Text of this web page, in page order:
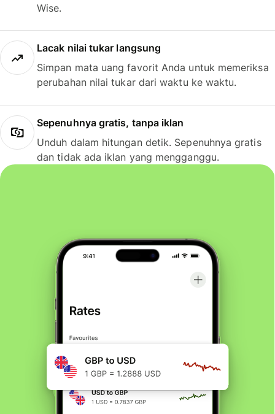
Wise.
Lacak nilai tukar langsung
Simpan mata uang favorit Anda untuk memeriksa
perubahan nilai tukar dari waktu ke waktu.
Sepenuhnya gratis, tanpa iklan
Unduh dalam hitungan detik. Sepenuhnya gratis
dan tidak ada iklan yang mengganggu.